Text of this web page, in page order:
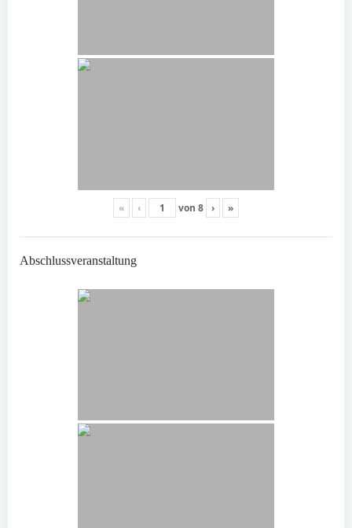
« ‹ von 8 › »
Abschlussveranstaltung